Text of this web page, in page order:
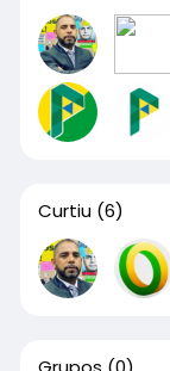
Curtiu (6)